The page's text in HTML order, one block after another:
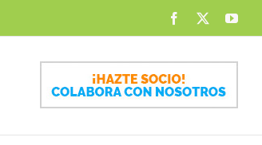
Facebook